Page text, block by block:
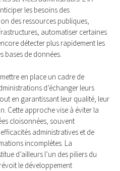
les besoins des
des ressources publiques,
automatiser certaines
détecter plus rapidement les
bases de données.
en place un cadre de
d’échanger leurs
en garantissant leur qualité, leur
Cette approche vise à éviter la
cloisonnées, souvent
administratives et de
incomplètes. La
d’ailleurs l’un des piliers du
le développement